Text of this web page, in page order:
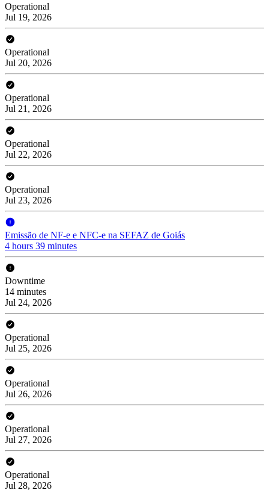
Operational
Jul 19, 2026
Operational
Jul 20, 2026
Operational
Jul 21, 2026
Operational
Jul 22, 2026
Operational
Jul 23, 2026
Emissão de NF-e e NFC-e na SEFAZ de Goiás
4 hours 39 minutes
Downtime
14 minutes
Jul 24, 2026
Operational
Jul 25, 2026
Operational
Jul 26, 2026
Operational
Jul 27, 2026
Operational
Jul 28, 2026